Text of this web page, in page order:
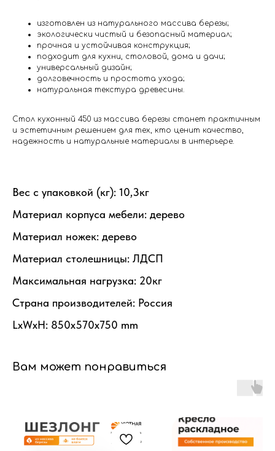
изготовлен из натурального массива березы;
экологически чистый и безопасный материал;
прочная и устойчивая конструкция;
подходит для кухни, столовой, дома и дачи;
универсальный дизайн;
долговечность и простота ухода;
натуральная текстура древесины.
Стол кухонный 450 из массива березы станет практичным
и эстетичным решением для тех, кто ценит качество,
надежность и натуральные материалы в интерьере.
Вес с упаковкой (кг): 10,3кг
Материал корпуса мебели: дерево
Материал ножек: дерево
Материал столешницы: ЛДСП
Максимальная нагрузка: 20кг
Страна производителей: Россия
LxWxH: 850x570x750 mm
Вам может понравиться